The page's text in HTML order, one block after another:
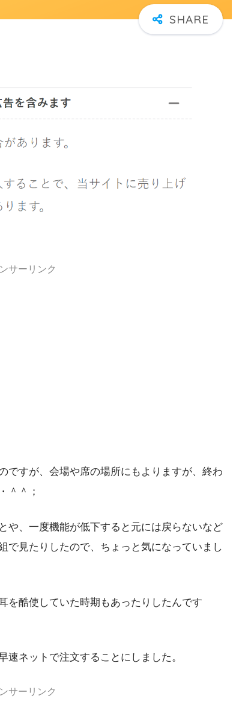
サーリンク
ですが、会場や席の場所にもよりますが、終わ
＾＾；
や、一度機能が低下すると元には戻らないなど
で見たりしたので、ちょっと気になっていまし
を酷使していた時期もあったりしたんです
ネットで注文することにしました。
サーリンク